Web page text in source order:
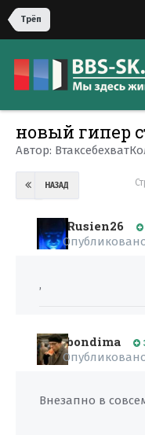
Трёп
новый гипер
Автор:
НАЗАД
Rusien26
,
bondima
Внезапно в